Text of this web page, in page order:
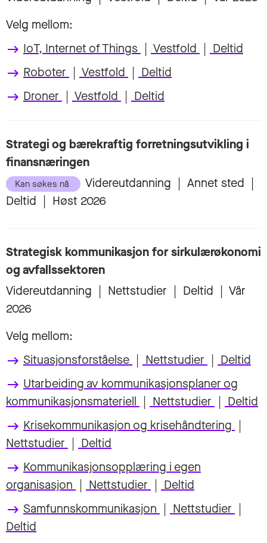
Velg mellom:
keyboard_backspace IoT, Internet of Things Vestfold Deltid
keyboard_backspace Roboter Vestfold Deltid
keyboard_backspace Droner Vestfold Deltid
Strategi og bærekraftig forretningsutvikling i
finansnæringen
Kan søkes nå Videreutdanning Annet sted
Deltid
Høst 2026
Strategisk kommunikasjon for sirkulærøkonomi
og avfallssektoren
Videreutdanning
Nettstudier Deltid
Vår
2026
Velg mellom:
keyboard_backspace Situasjonsforståelse Nettstudier Deltid
keyboard_backspace Utarbeiding av kommunikasjonsplaner og
kommunikasjonsmateriell
Nettstudier Deltid
keyboard_backspace Krisekommunikasjon og krisehåndtering
Nettstudier
Deltid
keyboard_backspace Kommunikasjonsopplæring i egen
organisasjon
Nettstudier Deltid
keyboard_backspace Samfunnskommunikasjon Nettstudier
Deltid